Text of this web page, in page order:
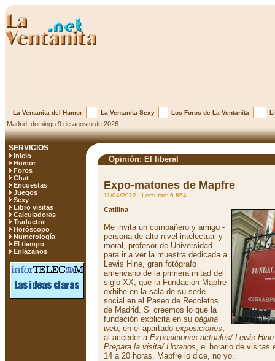
La Ventanita del Humor La Ventanita Sexy Los Foros de La Ventanita
Madrid, domingo 9 de agosto de 2026
SERVICIOS
Inicio
Humor
Foros
Chat
Encuestas
Juegos
Sexy
Libro visitas
Calculadoras
Traductor
Horóscopo
Numerología
El tiempo
Enlázanos
Opinión: El liberal
Expo-matones de Mapfre
11/04/2012 Lecturas: 6.864
Catilina
Me invita un compañero y amigo -
persona de alto nivel intelectual y
moral, profesor de Universidad-
para ir a ver la muestra dedicada a
Lewis Hine, gran fotógrafo
americano de la primera mitad del
siglo XX, que la Fundación Mapfre
exhibe en la sala de su sede
social en el Paseo de Recoletos
de Madrid. Si creemos lo que la
fundación explicita en su página
web, en el apartado exposiciones,
al acceder a Exposiciones actuales/ Lewis Hine
Prepara la visita/ Horarios, el horario de visitas
14 a 20 horas. Mapfre lo dice, no yo.